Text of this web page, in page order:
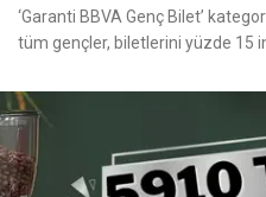
‘Garanti BBVA Genç Bilet’
tüm gençler, biletlerini yüzde 15